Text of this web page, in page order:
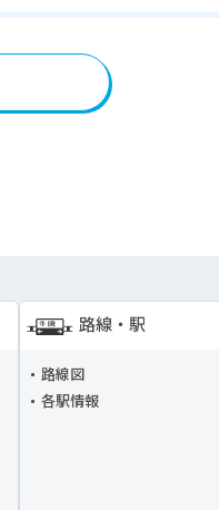
路線・駅
路線図
各駅情報